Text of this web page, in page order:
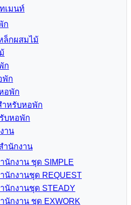
เมนท์
ก
ล็กผสมไม้
ก
พัก
อพัก
ำหรับหอพัก
บหอพัก
าน
ำนักงาน
นักงาน ชุด SIMPLE
นักงานชุด REQUEST
นักงานชุด STEADY
นักงาน ชุด EXWORK